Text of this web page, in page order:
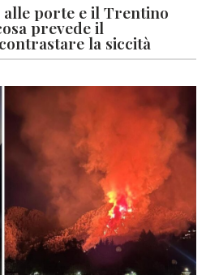
alle porte e il Trentino
prevede il
la siccità